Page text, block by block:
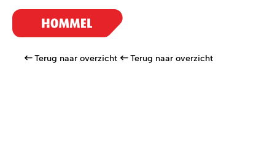
Terug naar overzicht Terug naar overzicht